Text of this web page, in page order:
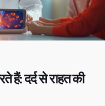
हैं: दर्द से राहत की